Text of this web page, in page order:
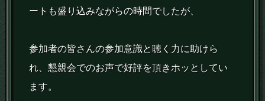
ートも盛り込みながらの時間でしたが、
参加者の皆さんの参加意識と聴く力に助けら
れ、懇親会でのお声で好評を頂きホッとしてい
ます。